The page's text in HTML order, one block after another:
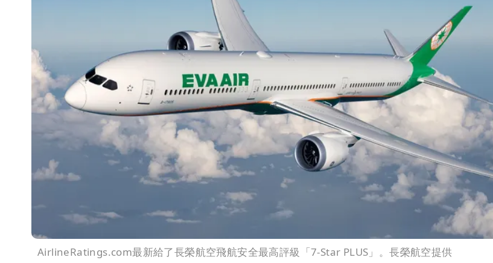
AirlineRatings.com最新給了長榮航空飛航安全最高評級「7-Star PLUS」。長榮航空提供